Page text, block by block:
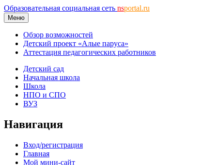
Образовательная социальная сеть nsportal.ru
Меню
Обзор возможностей
Детский проект «Алые паруса»
Аттестация педагогических работников
Детский сад
Начальная школа
Школа
НПО и СПО
ВУЗ
Навигация
Вход/регистрация
Главная
Мой мини-сайт